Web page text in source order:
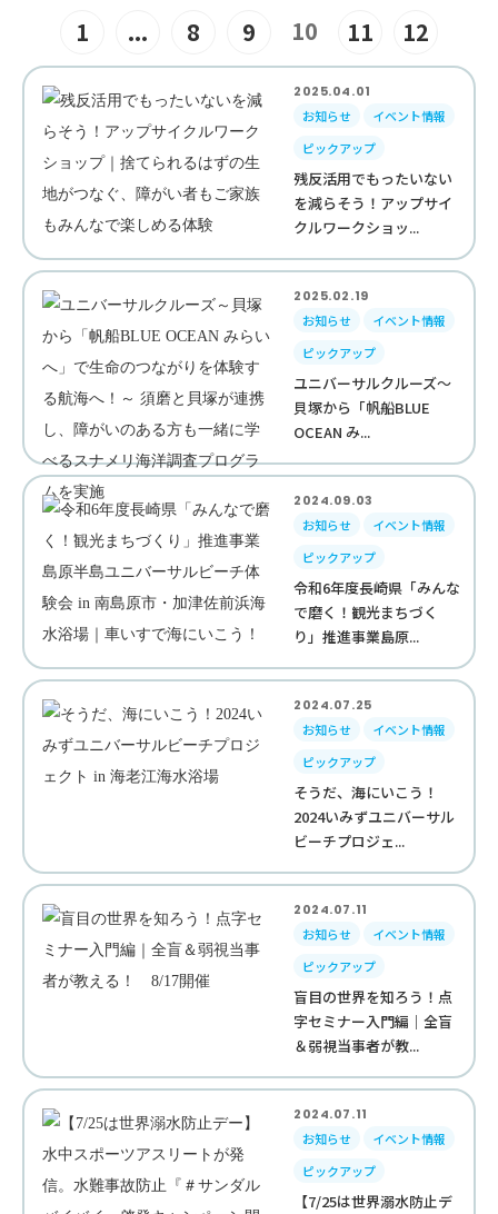
1 ... 8 9 10 11 12
2025.04.01
お知らせ
イベント情報
ピックアップ
残反活用でもったいない
を減らそう！アップサイ
クルワークショッ...
2025.02.19
お知らせ
イベント情報
ピックアップ
ユニバーサルクルーズ～
貝塚から「帆船BLUE
OCEAN み...
2024.09.03
お知らせ
イベント情報
ピックアップ
令和6年度長崎県「みんな
で磨く！観光まちづく
り」推進事業島原...
2024.07.25
お知らせ
イベント情報
ピックアップ
そうだ、海にいこう！
2024いみずユニバーサル
ビーチプロジェ...
2024.07.11
お知らせ
イベント情報
ピックアップ
盲目の世界を知ろう！点
字セミナー入門編｜全盲
＆弱視当事者が教...
2024.07.11
お知らせ
イベント情報
ピックアップ
【7/25は世界溺水防止デ